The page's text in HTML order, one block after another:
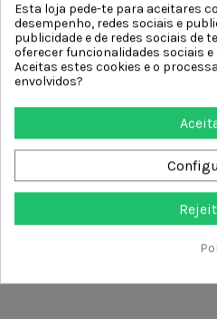
Mandíbula reta MR100
Abertura da mandíbula: 100 mm
Altura da mandíbula: 26 mm
Esta loja pede-te para aceitares
desempenho, redes sociais e
publicidade e de redes sociais de
oferecer funcionalidades sociais
Aceitas estes cookies e o
envolvidos?